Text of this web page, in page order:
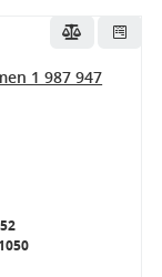
1 987 947